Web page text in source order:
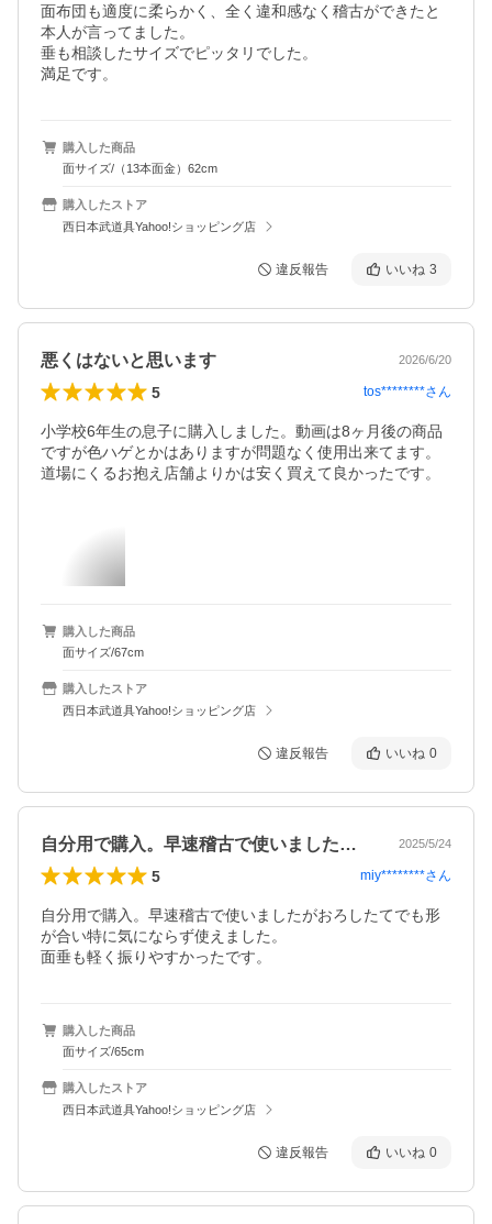
面布団も適度に柔らかく、全く違和感なく稽古ができたと
本人が言ってました。
垂も相談したサイズでピッタリでした。
満足です。
購入した商品
面サイズ/（13本面金）62cm
購入したストア
西日本武道具Yahoo!ショッピング店
違反報告 いいね 3
悪くはないと思います 2026/6/20
5 tos********さん
小学校6年生の息子に購入しました。動画は8ヶ月後の商品
ですが色ハゲとかはありますが問題なく使用出来てます。
道場にくるお抱え店舗よりかは安く買えて良かったです。
購入した商品
面サイズ/67cm
購入したストア
西日本武道具Yahoo!ショッピング店
違反報告 いいね 0
自分用で購入。早速稽古で使いましたがお… 2025/5/24
5 miy********さん
自分用で購入。早速稽古で使いましたがおろしたてでも形
が合い特に気にならず使えました。
面垂も軽く振りやすかったです。
購入した商品
面サイズ/65cm
購入したストア
西日本武道具Yahoo!ショッピング店
違反報告 いいね 0